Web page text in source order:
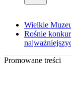
Wielkie
Rośnie
Promowane treści